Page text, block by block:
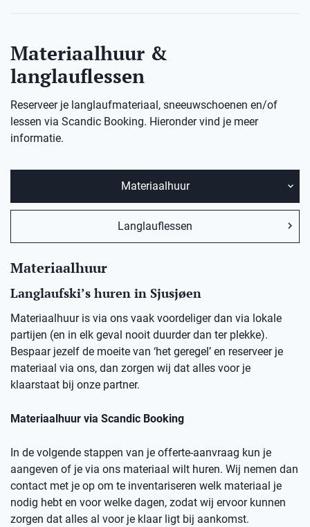
Materiaalhuur &
langlauflessen
Reserveer je langlaufmateriaal, sneeuwschoenen en/of
lessen via Scandic Booking. Hieronder vind je meer
informatie.
Materiaalhuur
Langlauflessen
Materiaalhuur
Langlaufski’s huren in Sjusjøen
Materiaalhuur is via ons vaak voordeliger dan via lokale
partijen (en in elk geval nooit duurder dan ter plekke).
Bespaar jezelf de moeite van ‘het geregel’ en reserveer je
materiaal via ons, dan zorgen wij dat alles voor je
klaarstaat bij onze partner.
Materiaalhuur via Scandic Booking
In de volgende stappen van je offerte-aanvraag kun je
aangeven of je via ons materiaal wilt huren. Wij nemen dan
contact met je op om te inventariseren welk materiaal je
nodig hebt en voor welke dagen, zodat wij ervoor kunnen
zorgen dat alles al voor je klaar ligt bij aankomst.